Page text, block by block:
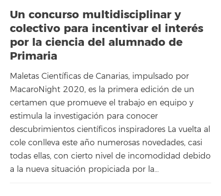
Un concurso multidisciplinar y
colectivo para incentivar el interés
por la ciencia del alumnado de
Primaria
Maletas Científicas de Canarias, impulsado por
MacaroNight 2020, es la primera edición de un
certamen que promueve el trabajo en equipo y
estimula la investigación para conocer
descubrimientos científicos inspiradores La vuelta al
cole conlleva este año numerosas novedades, casi
todas ellas, con cierto nivel de incomodidad debido
a la nueva situación propiciada por la…